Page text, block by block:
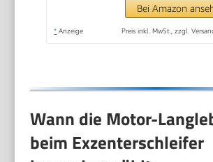
Bei Amazon
* Anzeige Preis inkl. MwSt., zzgl.
Wann die Motor-
beim Exzenterschleifer